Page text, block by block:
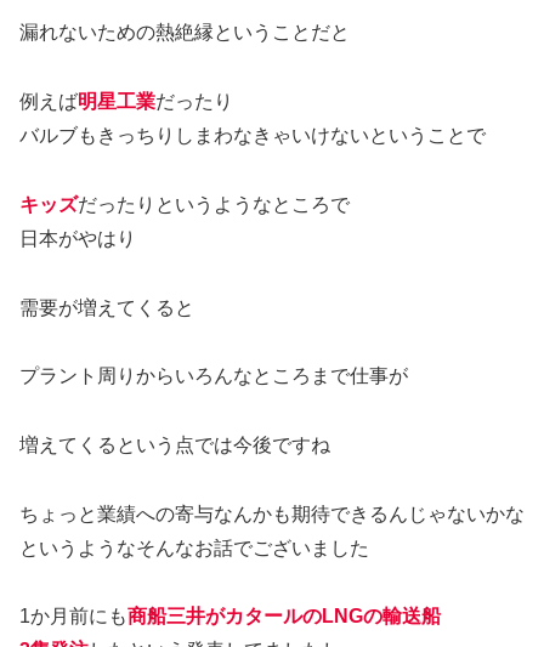
漏れないための熱絶縁ということだと
例えば明星工業だったり
バルブもきっちりしまわなきゃいけないということで
キッズだったりというようなところで
日本がやはり
需要が増えてくると
プラント周りからいろんなところまで仕事が
増えてくるという点では今後ですね
ちょっと業績への寄与なんかも期待できるんじゃないかな
というようなそんなお話でございました
1か月前にも商船三井がカタールのLNGの輸送船